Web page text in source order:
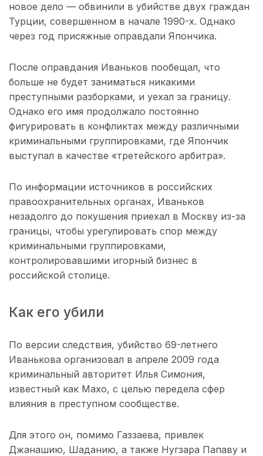
новое дело — обвинили в убийстве двух граждан
Турции, совершенном в начале 1990-х. Однако
через год присяжные оправдали Япончика.
После оправдания Иваньков пообещал, что
больше не будет заниматься никакими
преступными разборками, и уехал за границу.
Однако его имя продолжало постоянно
фигурировать в конфликтах между различными
криминальными группировками, где Япончик
выступал в качестве «третейского арбитра».
По информации источников в российских
правоохранительных органах, Иваньков
незадолго до покушения приехал в Москву из-за
границы, чтобы урегулировать спор между
криминальными группировками,
контролировавшими игорный бизнес в
российской столице.
Как его убили
По версии следствия, убийство 69-летнего
Иванькова организовал в апреле 2009 года
криминальный авторитет Илья Симония,
известный как Махо, с целью передела сфер
влияния в преступном сообществе.
Для этого он, помимо Газзаева, привлек
Джанашию, Шаданию, а также Нугзара Папаву и